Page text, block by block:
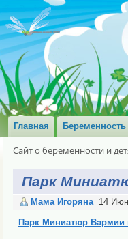
Главная
Сайт о беременности и
Парк
Мама Игоряна 14
Парк Миниатюр Вармии